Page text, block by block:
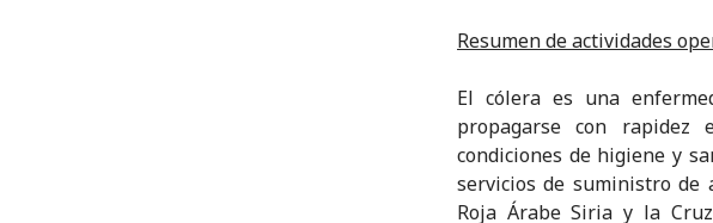
Resumen de actividades
El cólera es una
propagarse con
condiciones de higiene y
servicios de suministro de
Roja Árabe Siria y la